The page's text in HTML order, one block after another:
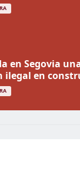
en Segovia
ilegal en